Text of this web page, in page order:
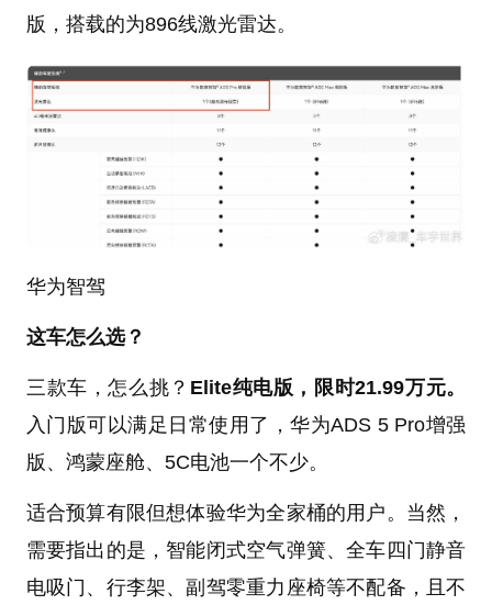
版，搭载的为896线激光雷达。
华为智驾
这车怎么选？
三款车，怎么挑？ Elite纯电版，限时21.99万元。
入门版可以满足日常使用了，华为ADS 5 Pro增强
版、鸿蒙座舱、5C电池一个不少。
适合预算有限但想体验华为全家桶的用户。当然，
需要指出的是，智能闭式空气弹簧、全车四门静音
电吸门、行李架、副驾零重力座椅等不配备，且不